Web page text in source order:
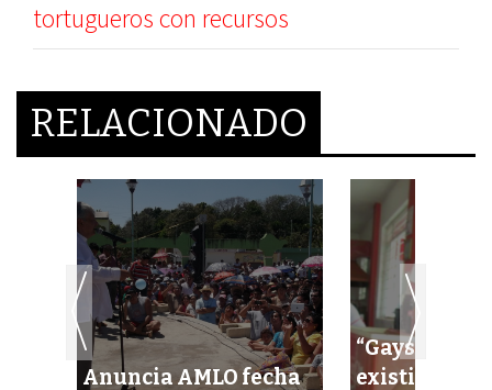
tortugueros con recursos
RELACIONADO
Anuncia AMLO fecha
“Gays no
existir”,